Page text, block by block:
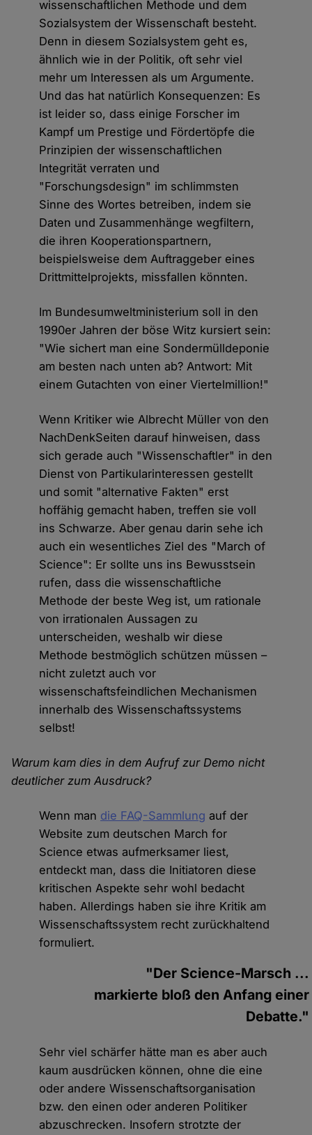
wissenschaftlichen Methode und dem
Sozialsystem der Wissenschaft besteht.
Denn in diesem Sozialsystem geht es,
ähnlich wie in der Politik, oft sehr viel
mehr um Interessen als um Argumente.
Und das hat natürlich Konsequenzen: Es
ist leider so, dass einige Forscher im
Kampf um Prestige und Fördertöpfe die
Prinzipien der wissenschaftlichen
Integrität verraten und
"Forschungsdesign" im schlimmsten
Sinne des Wortes betreiben, indem sie
Daten und Zusammenhänge wegfiltern,
die ihren Kooperationspartnern,
beispielsweise dem Auftraggeber eines
Drittmittelprojekts, missfallen könnten.
Im Bundesumweltministerium soll in den
1990er Jahren der böse Witz kursiert sein:
"Wie sichert man eine Sondermülldeponie
am besten nach unten ab? Antwort: Mit
einem Gutachten von einer Viertelmillion!"
Wenn Kritiker wie Albrecht Müller von den
NachDenkSeiten darauf hinweisen, dass
sich gerade auch "Wissenschaftler" in den
Dienst von Partikularinteressen gestellt
und somit "alternative Fakten" erst
hoffähig gemacht haben, treffen sie voll
ins Schwarze. Aber genau darin sehe ich
auch ein wesentliches Ziel des "March of
Science": Er sollte uns ins Bewusstsein
rufen, dass die wissenschaftliche
Methode der beste Weg ist, um rationale
von irrationalen Aussagen zu
unterscheiden, weshalb wir diese
Methode bestmöglich schützen müssen –
nicht zuletzt auch vor
wissenschaftsfeindlichen Mechanismen
innerhalb des Wissenschaftssystems
selbst!
Warum kam dies in dem Aufruf zur Demo nicht
deutlicher zum Ausdruck?
Wenn man die FAQ-Sammlung auf der
Website zum deutschen March for
Science etwas aufmerksamer liest,
entdeckt man, dass die Initiatoren diese
kritischen Aspekte sehr wohl bedacht
haben. Allerdings haben sie ihre Kritik am
Wissenschaftssystem recht zurückhaltend
formuliert.
"Der Science-Marsch ...
markierte bloß den Anfang einer
Debatte."
Sehr viel schärfer hätte man es aber auch
kaum ausdrücken können, ohne die eine
oder andere Wissenschaftsorganisation
bzw. den einen oder anderen Politiker
abzuschrecken. Insofern strotzte der